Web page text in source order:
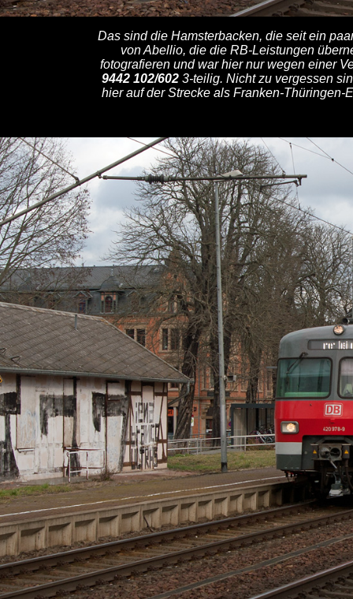
Das sind die Hamsterbacken, die seit ein
von Abellio, die die RB-Leistungen
fotografieren und war hier nur wegen einer
9442 102/6023-teilig. Nicht zu vergessen
hier auf der Strecke als Franken-